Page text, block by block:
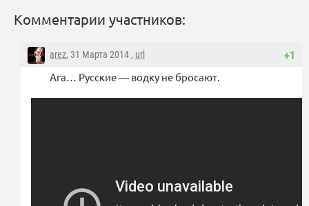
Комментарии участников:
+1
arez, 31 Марта 2014 , url
Ага… Русские — водку не бросают.